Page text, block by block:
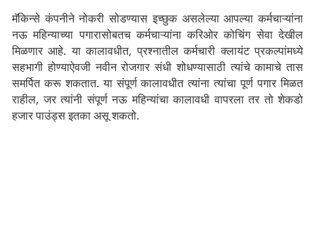
मॅकिन्से कंपनीने नोकरी सोडण्यास इच्छुक असलेल्या आपल्या कर्मचाऱ्यांना
नऊ महिन्याच्या पगारासोबतच कर्मचाऱ्यांना करिओर कोचिंग सेवा देखील
मिळणार आहे. या कालावधीत, प्रश्नातील कर्मचारी क्लायंट प्रकल्पांमध्ये
सहभागी होण्याऐवजी नवीन रोजगार संधी शोधण्यासाठी त्यांचे कामाचे तास
समर्पित करू शकतात. या संपूर्ण कालावधीत त्यांना त्यांचा पूर्ण पगार मिळत
राहील, जर त्यांनी संपूर्ण नऊ महिन्यांचा कालावधी वापरला तर तो शेकडो
हजार पाउंड्स इतका असू शकतो.